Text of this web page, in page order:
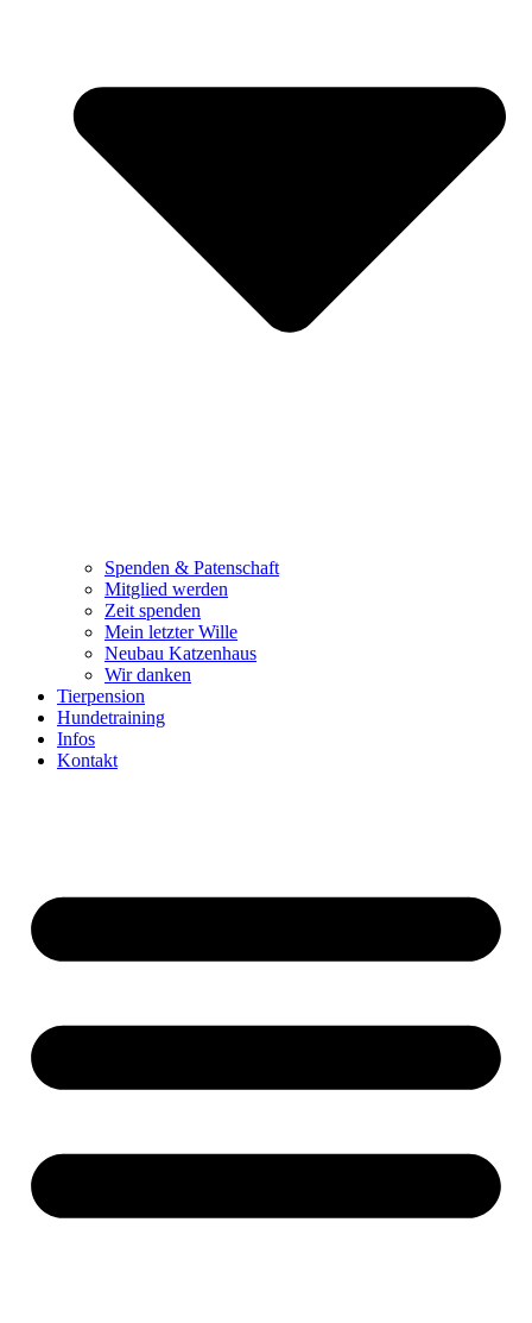
Spenden & Patenschaft
Mitglied werden
Zeit spenden
Mein letzter Wille
Neubau Katzenhaus
Wir danken
Tierpension
Hundetraining
Infos
Kontakt